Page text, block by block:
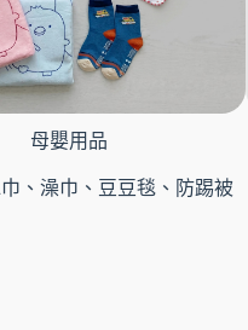
母嬰用品
、澡巾、豆豆毯、防踢被